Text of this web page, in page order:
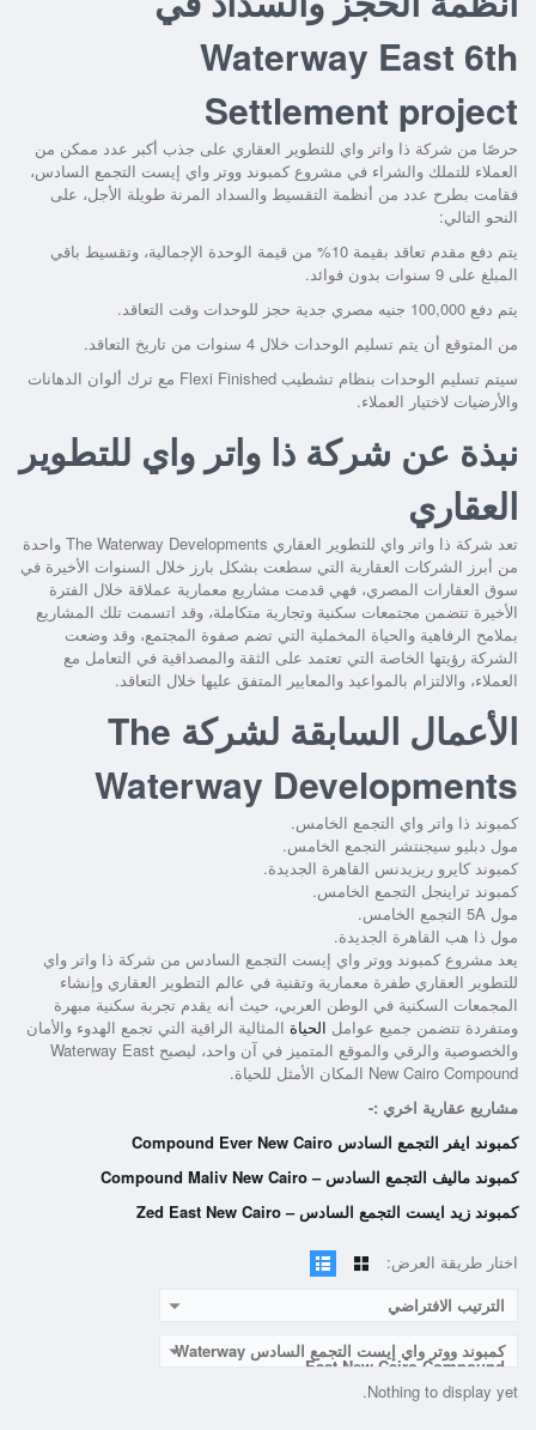
Waterway East 6th
Settlement project
حرصًا من شركة ذا واتر واي للتطوير العقاري على جذب أكبر عدد ممكن من
العملاء للتملك والشراء في مشروع كمبوند ووتر واي إيست التجمع السادس،
فقامت بطرح عدد من أنظمة التقسيط والسداد المرنة طويلة الأجل، على
النحو التالي:
يتم دفع مقدم تعاقد بقيمة 10% من قيمة الوحدة الإجمالية، وتقسيط باقي
المبلغ على 9 سنوات بدون فوائد.
يتم دفع 100,000 جنيه مصري جدية حجز للوحدات وقت التعاقد.
من المتوقع أن يتم تسليم الوحدات خلال 4 سنوات من تاريخ التعاقد.
سيتم تسليم الوحدات بنظام تشطيب Flexi Finished مع ترك ألوان الدهانات
والأرضيات لاختيار العملاء.
نبذة عن شركة ذا واتر واي للتطوير
العقاري
تعد شركة ذا واتر واي للتطوير العقاري The Waterway Developments واحدة
من أبرز الشركات العقارية التي سطعت بشكل بارز خلال السنوات الأخيرة في
سوق العقارات المصري، فهي قدمت مشاريع معمارية عملاقة خلال الفترة
الأخيرة تتضمن مجتمعات سكنية وتجارية متكاملة، وقد اتسمت تلك المشاريع
بملامح الرفاهية والحياة المخملية التي تضم صفوة المجتمع، وقد وضعت
الشركة رؤيتها الخاصة التي تعتمد على الثقة والمصداقية في التعامل مع
العملاء، والالتزام بالمواعيد والمعايير المتفق عليها خلال التعاقد.
الأعمال السابقة لشركة The
Waterway Developments
كمبوند ذا واتر واي التجمع الخامس.
مول دبليو سيجنتشر التجمع الخامس.
كمبوند كايرو ريزيدنس القاهرة الجديدة.
كمبوند تراينجل التجمع الخامس.
مول 5A التجمع الخامس.
مول ذا هب القاهرة الجديدة.
يعد مشروع كمبوند ووتر واي إيست التجمع السادس من شركة ذا واتر واي
للتطوير العقاري طفرة معمارية وتقنية في عالم التطوير العقاري وإنشاء
المجمعات السكنية في الوطن العربي، حيث أنه يقدم تجربة سكنية مبهرة
ومتفردة تتضمن جميع عوامل الحياة المثالية الراقية التي تجمع الهدوء والأمان
والخصوصية والرقي والموقع المتميز في آن واحد، ليصبح Waterway East
New Cairo Compound المكان الأمثل للحياة.
مشاريع عقارية اخري :-
كمبوند ايفر التجمع السادس Compound Ever New Cairo
كمبوند ماليف التجمع السادس – Compound Maliv New Cairo
كمبوند زيد ايست التجمع السادس – Zed East New Ca‎iro
اختار طريقة العرض:
الترتيب الافتراضي
كمبوند ووتر واي إيست التجمع السادس Waterway
East New Cairo Compound
Nothing to display yet.